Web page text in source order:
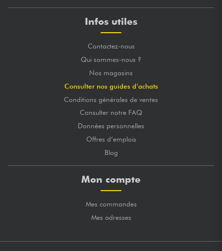
Infos utiles
Contactez-nous
Qui sommes-nous ?
Nos magasins
Consulter nos guides d’achats
Conditions générales de ventes
Consulter notre FAQ
Données personnelles
Offres d’emplois
Blog
Mon compte
Mes commandes
Mes adresses